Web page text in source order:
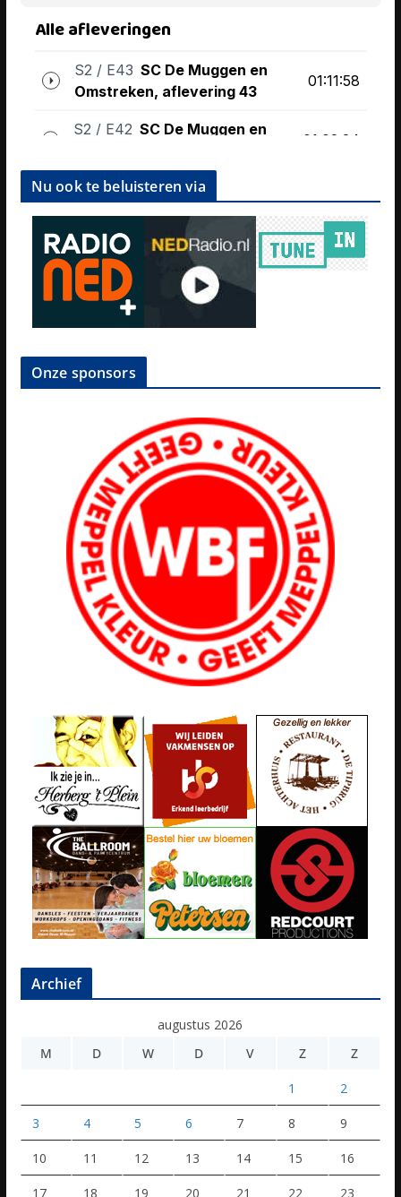
Nu ook te beluisteren via
Onze sponsors
Archief
augustus 2026
M
D W D V Z Z
1 2
3 4 5 6 7 8 9
10 11 12 13 14 15 16
17 18 19 20 21 22 23